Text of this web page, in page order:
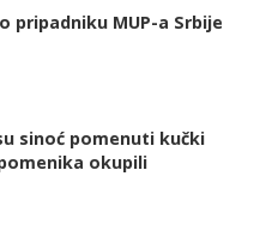
pripadniku MUP-a Srbije
sinoć pomenuti kučki
okupili